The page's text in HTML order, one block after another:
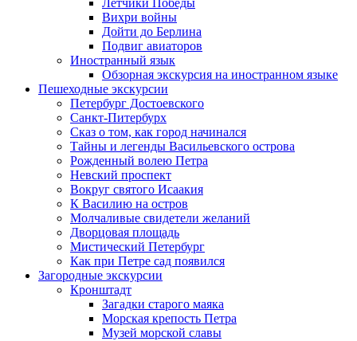
Летчики Победы
Вихри войны
Дойти до Берлина
Подвиг авиаторов
Иностранный язык
Обзорная экскурсия на иностранном языке
Пешеходные экскурсии
Петербург Достоевского
Санкт-Питербурх
Сказ о том, как город начинался
Тайны и легенды Васильевского острова
Рожденный волею Петра
Невский проспект
Вокруг святого Исаакия
К Василию на остров
Молчаливые свидетели желаний
Дворцовая площадь
Мистический Петербург
Как при Петре сад появился
Загородные экскурсии
Кронштадт
Загадки старого маяка
Морская крепость Петра
Музей морской славы